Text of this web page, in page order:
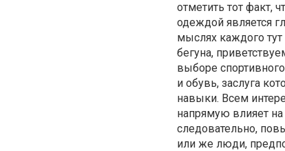
отметить тот факт,
одеждой является
мыслях каждого тут
бегуна,
выборе
и обувь, заслуга
навыки. Всем
напрямую влияет
следовательно,
или же люди,